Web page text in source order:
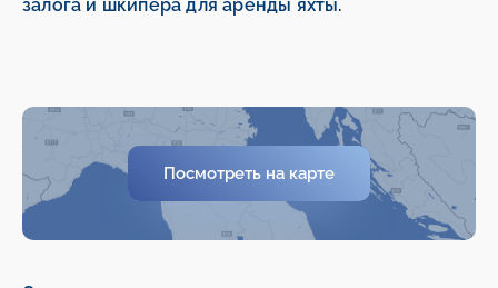
залога и шкипера для аренды яхты.
Посмотреть на карте